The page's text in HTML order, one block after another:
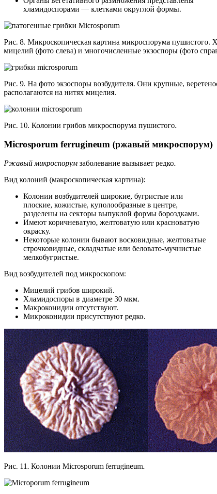
хламидоспорами — клетками округлой формы.
Рис. 8. Микроскопическая картина микроспорума пушистого.
мицелий (фото слева) и многочисленные экзоспоры (фото
Рис. 9. На фото экзоспоры возбудителя. Они крупные,
располагаются на нитях мицелия.
Рис. 10. Колонии грибов микроспорума пушистого.
Microsporum ferrugineum (ржавый микроспорум)
Ржавый микроспорум заболевание вызывает редко.
Вид колоний (макроскопическая картина):
Колонии возбудителей широкие, бугристые или
плоские, кожистые, куполообразные в центре,
разделены на секторы выпуклой формы бороздками.
Имеют коричневатую, желтоватую или красноватую
окраску.
Некоторые колонии бывают восковидные, желтоватые
строчковидные, складчатые или беловато-мучнистые
мелкобугристые.
Вид возбудителей под микроскопом:
Мицелий грибов широкий.
Хламидоспоры в диаметре 30 мкм.
Макроконидии отсутствуют.
Микроконидии присутствуют редко.
Рис. 11. Колонии Microsporum ferrugineum.